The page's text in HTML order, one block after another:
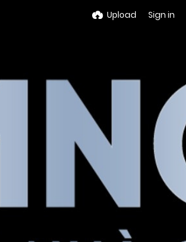
Upload Sign in